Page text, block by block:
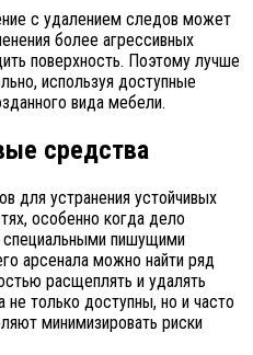
с удалением следов может
более агрессивных
поверхность. Поэтому лучше
используя доступные
вида мебели.
средства
для устранения устойчивых
особенно когда дело
специальными пишущими
арсенала можно найти ряд
расщеплять и удалять
не только доступны, но и часто
минимизировать риски